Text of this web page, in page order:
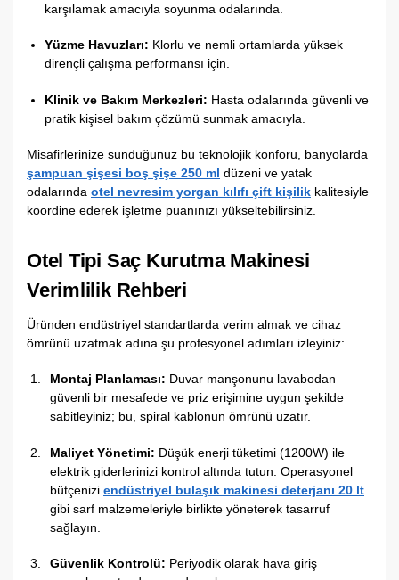
karşılamak amacıyla soyunma odalarında.
Yüzme Havuzları: Klorlu ve nemli ortamlarda yüksek
dirençli çalışma performansı için.
Klinik ve Bakım Merkezleri: Hasta odalarında güvenli ve
pratik kişisel bakım çözümü sunmak amacıyla.
Misafirlerinize sunduğunuz bu teknolojik konforu, banyolarda
şampuan şişesi boş şişe 250 ml düzeni ve yatak
odalarında otel nevresim yorgan kılıfı çift kişilik kalitesiyle
koordine ederek işletme puanınızı yükseltebilirsiniz.
Otel Tipi Saç Kurutma Makinesi
Verimlilik Rehberi
Üründen endüstriyel standartlarda verim almak ve cihaz
ömrünü uzatmak adına şu profesyonel adımları izleyiniz:
Montaj Planlaması: Duvar manşonunu lavabodan
güvenli bir mesafede ve priz erişimine uygun şekilde
sabitleyiniz; bu, spiral kablonun ömrünü uzatır.
Maliyet Yönetimi: Düşük enerji tüketimi (1200W) ile
elektrik giderlerinizi kontrol altında tutun. Operasyonel
bütçenizi endüstriyel bulaşık makinesi deterjanı 20 lt
gibi sarf malzemeleriyle birlikte yöneterek tasarruf
sağlayın.
Güvenlik Kontrolü: Periyodik olarak hava giriş